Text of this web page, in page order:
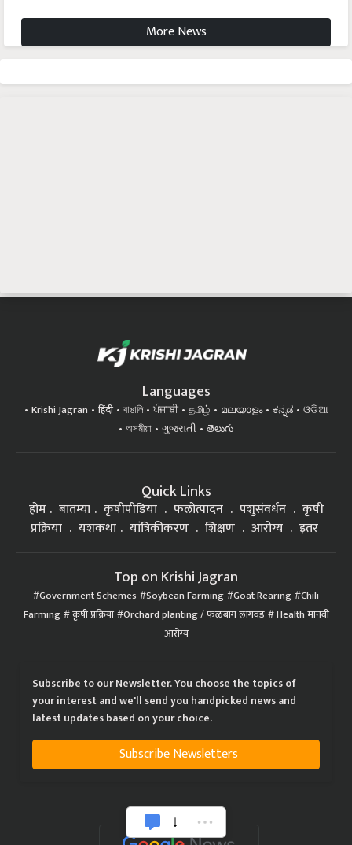
More News
Languages
Krishi Jagran हिंदी বাঙালি ਪੰਜਾਬੀ தமிழ் മലയാളം ಕನ್ನಡ
ଓଡିଆ
অসমীয়া
ગુજરાતી తెలుగు
Quick Links
होम बातम्या कृषीपीडिया फलोत्पादन पशुसंवर्धन
कृषी
प्रक्रिया
यशकथा यांत्रिकीकरण शिक्षण आरोग्य इतर
Top on Krishi Jagran
Government Schemes Soybean Farming Goat Rearing Chili
Farming कृषी प्रक्रिया Orchard planting / फळबाग लागवड Health मानवी
आरोग्य
Subscribe to our Newsletter. You choose the topics of
your interest and we'll send you handpicked news and
latest updates based on your choice.
Subscribe Newsletters